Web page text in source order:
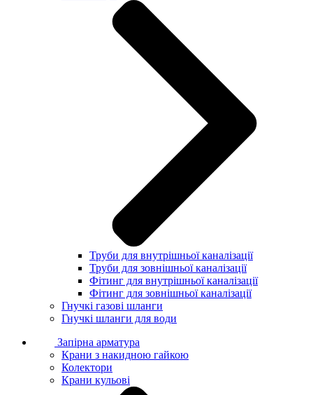
Труби для внутрішньої каналізації
Труби для зовнішньої каналізації
Фітинг для внутрішньої каналізації
Фітинг для зовнішньої каналізації
Гнучкі газові шланги
Гнучкі шланги для води
Запірна арматура
Крани з накидною гайкою
Колектори
Крани кульові